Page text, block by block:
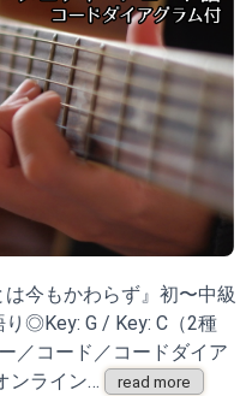
今もかわらず』初〜中級
◎Key: G / Key: C（2種
／コード／コードダイア
ンライン…
read more